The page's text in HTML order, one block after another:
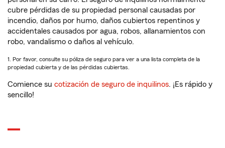
cubre pérdidas de su propiedad personal causadas por
incendio, daños por humo, daños cubiertos repentinos y
accidentales causados por agua, robos, allanamientos con
robo, vandalismo o daños al vehículo.
1. Por favor, consulte su póliza de seguro para ver a una lista completa de la
propiedad cubierta y de las pérdidas cubiertas.
Comience su cotización de seguro de inquilinos. ¡Es rápido y
sencillo!